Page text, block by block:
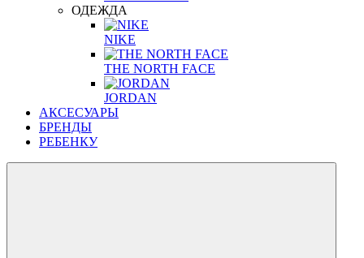
ОДЕЖДА
NIKE
THE NORTH FACE
JORDAN
АКСЕСУАРЫ
БРЕНДЫ
РЕБЕНКУ